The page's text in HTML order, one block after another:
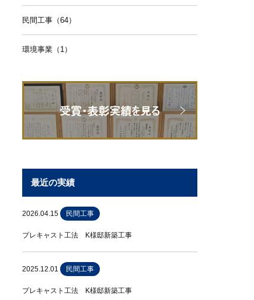
民間工事（64）
環境事業（1）
最近の実績
2026.04.15 民間工事
プレキャスト工法 K様邸新築工事
2025.12.01 民間工事
プレキャスト工法 K様邸新築工事